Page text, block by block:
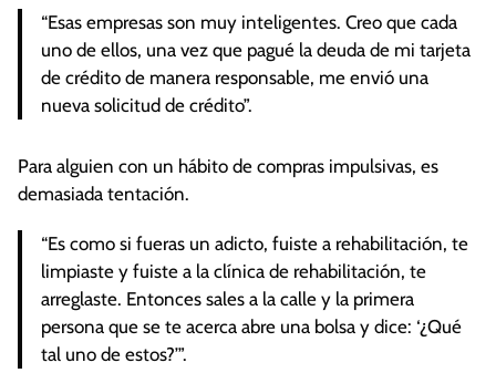
“Esas empresas son muy inteligentes. Creo que cada
uno de ellos, una vez que pagué la deuda de mi tarjeta
de crédito de manera responsable, me envió una
nueva solicitud de crédito”.
Para alguien con un hábito de compras impulsivas, es
demasiada tentación.
“Es como si fueras un adicto, fuiste a rehabilitación, te
limpiaste y fuiste a la clínica de rehabilitación, te
arreglaste. Entonces sales a la calle y la primera
persona que se te acerca abre una bolsa y dice: ‘¿Qué
tal uno de estos?’”.